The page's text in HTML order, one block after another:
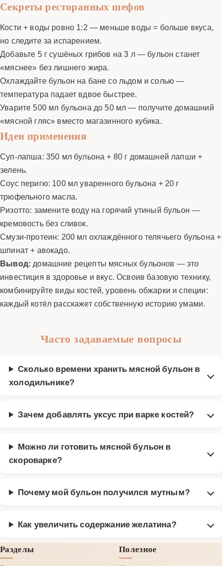
Секреты ресторанных шефов
Кости + воды ровно 1:2 — меньше воды = больше вкуса,
но следите за испарением.
Добавьте 5 г сушёных грибов на 3 л — бульон станет
«мяснее» без лишнего жира.
Охлаждайте бульон на бане со льдом и солью —
температура падает вдвое быстрее.
Уварите 500 мл бульона до 50 мл — получите домашний
«мясной гляс» вместо магазинного кубика.
Идеи применения
Суп-лапша: 350 мл бульона + 80 г домашней лапши +
зелень.
Соус перигю: 100 мл уваренного бульона + 20 г
трюфельного масла.
Ризотто: замените воду на горячий утиный бульон —
кремовость без сливок.
Смузи-протеин: 200 мл охлаждённого телячьего бульона +
шпинат + авокадо.
Вывод: домашние рецепты мясных бульонов — это
инвестиция в здоровье и вкус. Освоив базовую технику,
комбинируйте виды костей, уровень обжарки и специи:
каждый котёл расскажет собственную историю умами.
Часто задаваемые вопросы
Сколько времени хранить мясной бульон в
холодильнике?
Зачем добавлять уксус при варке костей?
Можно ли готовить мясной бульон в
скороварке?
Почему мой бульон получился мутным?
Как увеличить содержание желатина?
Разделы
Полезное